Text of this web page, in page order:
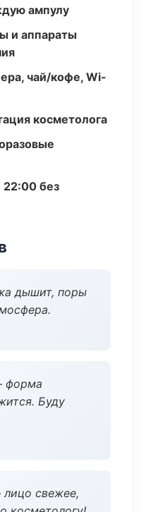
ампулу
и аппараты
чай/кофе, Wi-
косметолога
22:00 без
дышит, поры
форма
Буду
свежее,